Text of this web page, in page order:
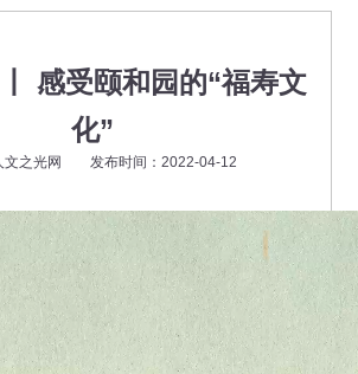
感受颐和园的“福寿文
化”
文之光网 发布时间：2022-04-12